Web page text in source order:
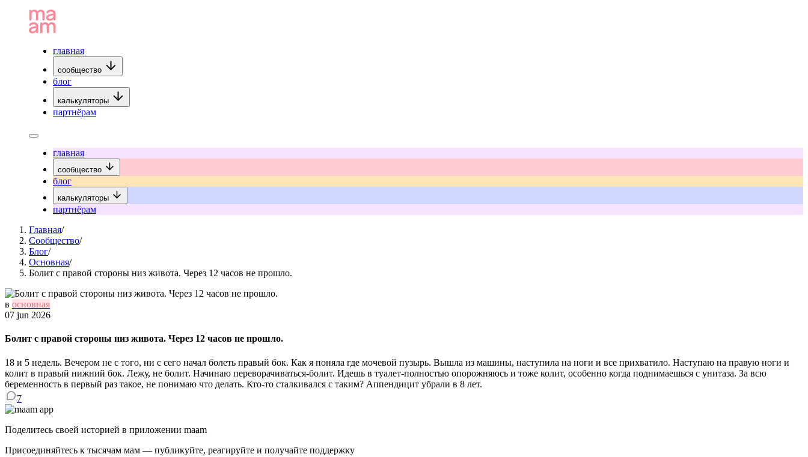
главная
сообщество
блог
калькуляторы
партнёрам
главная
сообщество
блог
калькуляторы
партнёрам
Главная/
Сообщество/
Блог/
Основная/
Болит с правой стороны низ живота. Через 12 часов не прошло.
в основная
07 jun 2026
Болит с правой стороны низ живота. Через 12 часов не прошло.
18 и 5 недель. Вечером не с того, ни с сего начал болеть правый бок. Как я поняла где мочевой пузырь. Вышла из машины, наступила на ноги и все прихватило. Наступаю на правую ноги и
колит в правый нижний бок. Лежу, не болит. Начинаю переворачиваться-болит. Идешь в туалет-полностью опорожняюсь и тоже колит, особенно когда поднимаешься с унитаза. За всю
беременность в первый раз такое, не понимаю что делать. Кто-то сталкивался с таким? Аппендицит убрали в 8 лет.
7
Поделитесь своей историей в приложении maam
Присоединяйтесь к тысячам мам — публикуйте, реагируйте и получайте поддержку